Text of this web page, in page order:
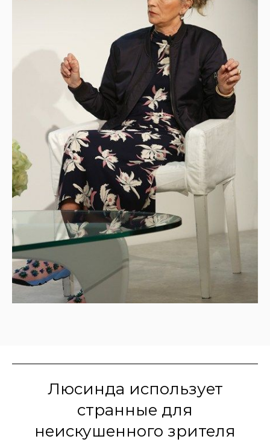
Люсинда использует
странные для
неискушенного зрителя